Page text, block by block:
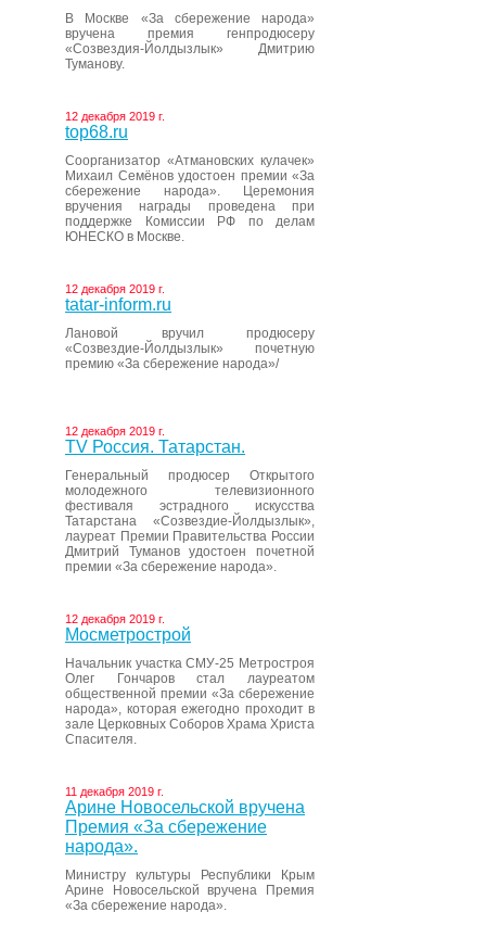
В Москве «За сбережение народа»
вручена премия генпродюсеру
«Созвездия-Йолдызлык» Дмитрию
Туманову.
12 декабря 2019 г.
top68.ru
Соорганизатор «Атмановских кулачек»
Михаил Семёнов удостоен премии «За
сбережение народа». Церемония
вручения награды проведена при
поддержке Комиссии РФ по делам
ЮНЕСКО в Москве.
12 декабря 2019 г.
tatar-inform.ru
Лановой вручил продюсеру
«Созвездие-Йолдызлык» почетную
премию «За сбережение народа»/
12 декабря 2019 г.
ТV Россия. Татарстан.
Генеральный продюсер Открытого
молодежного телевизионного
фестиваля эстрадного искусства
Татарстана «Созвездие-Йолдызлык»,
лауреат Премии Правительства России
Дмитрий Туманов удостоен почетной
премии «За сбережение народа».
12 декабря 2019 г.
Мосметрострой
Начальник участка СМУ-25 Метростроя
Олег Гончаров стал лауреатом
общественной премии «За сбережение
народа», которая ежегодно проходит в
зале Церковных Соборов Храма Христа
Спасителя.
11 декабря 2019 г.
Арине Новосельской вручена
Премия «За сбережение
народа».
Министру культуры Республики Крым
Арине Новосельской вручена Премия
«За сбережение народа».